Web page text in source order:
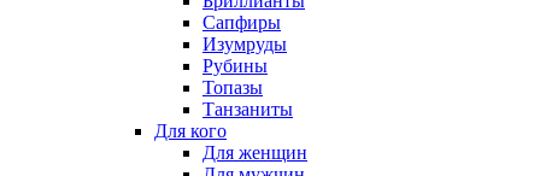
Сапфиры
Изумруды
Рубины
Топазы
Танзаниты
Для кого
Для женщин